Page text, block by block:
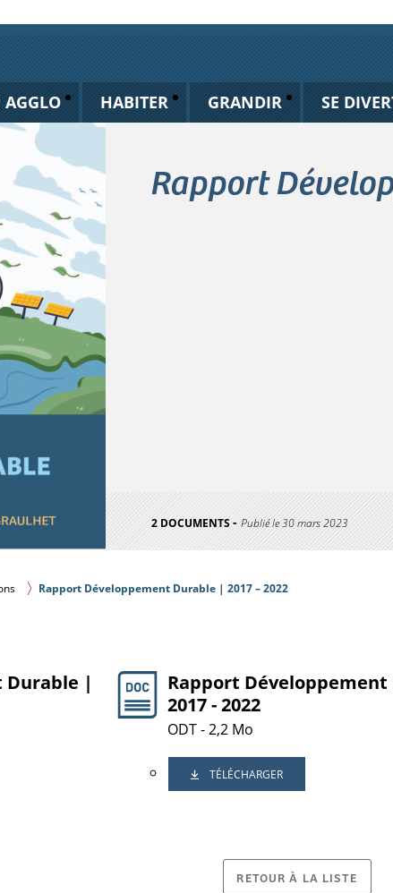
HABITER GRANDIR SE
Rapport
2 DOCUMENTS Publié le30 mars 2023
Rapport Développement Durable | 2017 – 2022
Durable |
Rapport
2017 - 2022
ODT - 2,2 Mo
TÉLÉCHARGER
RETOUR À LA LISTE